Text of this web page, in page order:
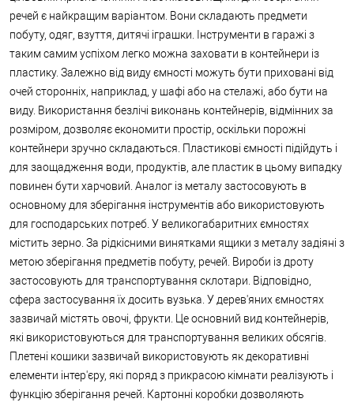
речей є найкращим варіантом. Вони складають предмети
побуту, одяг, взуття, дитячі іграшки. Інструменти в гаражі з
таким самим успіхом легко можна заховати в контейнери із
пластику. Залежно від виду ємності можуть бути приховані від
очей сторонніх, наприклад, у шафі або на стелажі, або бути на
виду. Використання безлічі виконань контейнерів, відмінних за
розміром, дозволяє економити простір, оскільки порожні
контейнери зручно складаються. Пластикові ємності підійдуть і
для заощадження води, продуктів, але пластик в цьому випадку
повинен бути харчовий. Аналог із металу застосовують в
основному для зберігання інструментів або використовують
для господарських потреб. У великогабаритних ємностях
містить зерно. За рідкісними винятками ящики з металу задіяні з
метою зберігання предметів побуту, речей. Вироби із дроту
застосовують для транспортування склотари. Відповідно,
сфера застосування їх досить вузька. У дерев'яних ємностях
зазвичай містять овочі, фрукти. Це основний вид контейнерів,
які використовуються для транспортування великих обсягів.
Плетені кошики зазвичай використовують як декоративні
елементи інтер'єру, які поряд з прикрасою кімнати реалізують і
функцію зберігання речей. Картонні коробки дозволяють